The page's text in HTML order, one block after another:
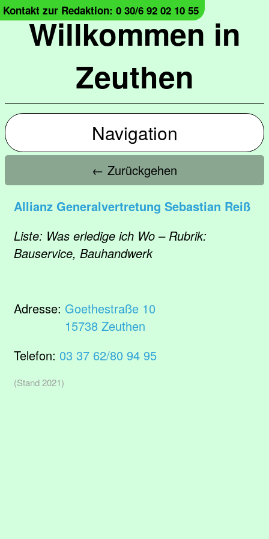
Willkommen in
Zeuthen
Kontakt zur Redaktion: 0 30/6 92 02 10 55
Navigation
← Zurückgehen
Allianz Generalvertretung Sebastian Reiß
Liste: Was erledige ich Wo – Rubrik:
Bauservice, Bauhandwerk
Adresse: Goethestraße 10
15738 Zeuthen
Telefon: 03 37 62/80 94 95
(Stand 2021)